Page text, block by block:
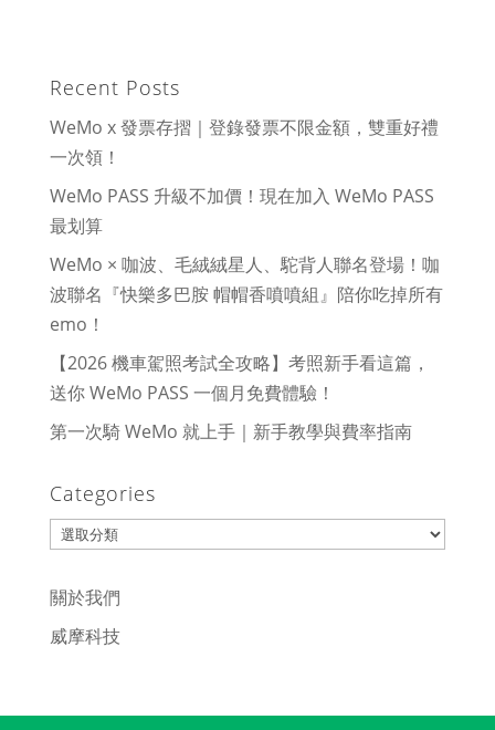
Recent Posts
WeMo x 發票存摺｜登錄發票不限金額，雙重好禮
一次領！
WeMo PASS 升級不加價！現在加入 WeMo PASS
最划算
WeMo × 咖波、毛絨絨星人、駝背人聯名登場！咖
波聯名『快樂多巴胺 帽帽香噴噴組』陪你吃掉所有
emo！
【2026 機車駕照考試全攻略】考照新手看這篇，
送你 WeMo PASS 一個月免費體驗！
第一次騎 WeMo 就上手｜新手教學與費率指南
Categories
Categories
關於我們
威摩科技